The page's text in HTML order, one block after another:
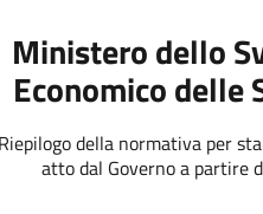
Ministero dello
Economico delle
Riepilogo della normativa per
atto dal Governo a partire